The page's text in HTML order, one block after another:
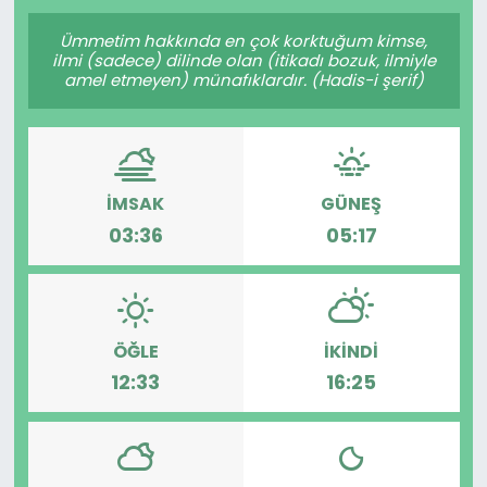
Ümmetim hakkında en çok korktuğum kimse,
ilmi (sadece) dilinde olan (itikadı bozuk, ilmiyle
amel etmeyen) münafıklardır. (Hadis-i şerif)
İMSAK
03:36
GÜNEŞ
05:17
ÖĞLE
12:33
İKINDI
16:25
Gündem
KKTC
KKTC YEREL SEÇİM 2018
Kültür Sanat
Magazin
Moda
Nöbetçi Eczaneler
Otomobil Dünyası